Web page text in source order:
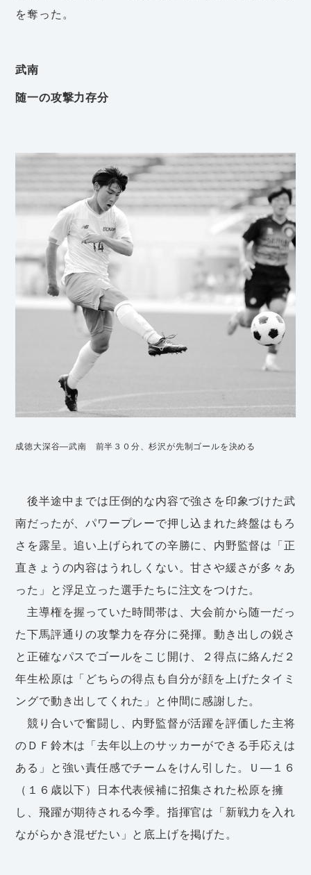
を奪った。
武南
随一の攻撃力存分
成徳大深谷―武南 前半３０分、杉沢が先制ゴールを決める
後半途中までは圧倒的な内容で強さを印象づけた武
南だったが、パワープレーで押し込まれた終盤はもろ
さを露呈。追い上げられての辛勝に、内野監督は「正
直きょうの内容はうれしくない。甘さや緩さが多々あ
った」と浮足立った選手たちに注文をつけた。
主導権を握っていた時間帯は、大会前から随一だっ
た下馬評通りの攻撃力を存分に発揮。動き出しの鋭さ
と正確なパスでゴールをこじ開け、２得点に絡んだ２
年生松原は「どちらの得点も自分が顔を上げたタイミ
ングで動き出してくれた」と仲間に感謝した。
競り合いで奮闘し、内野監督が活躍を評価した主将
のＤＦ鈴木は「去年以上のサッカーができる手応えは
ある」と強い責任感でチームをけん引した。Ｕ―１６
（１６歳以下）日本代表候補に招集された松原を擁
し、飛躍が期待される今季。指揮官は「新戦力を入れ
ながらかき混ぜたい」と底上げを掲げた。